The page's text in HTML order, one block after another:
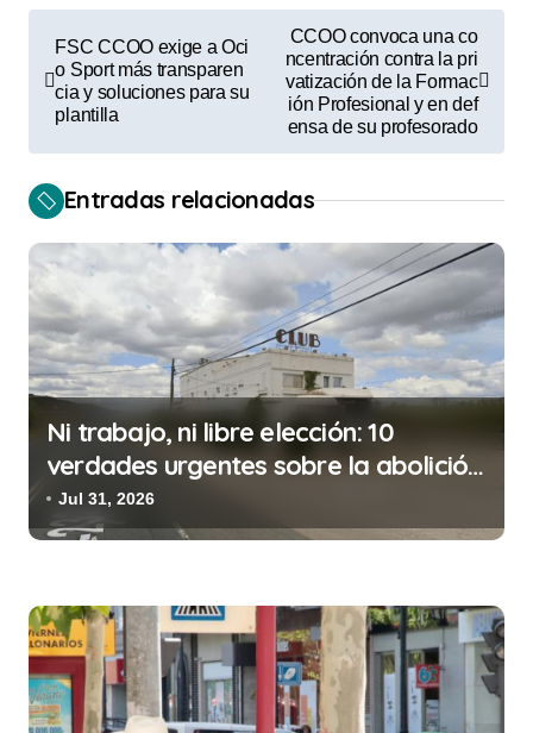
a
e
g
a
c
i
ó
n
e
n
r
a
d
FSC CCOO exige a Oci
o Sport más transparen
cia y soluciones para su
plantilla
CCOO convoca una co
ncentración contra la pri
vatización de la Formac
ión Profesional y en def
ensa de su profesorado
Entradas relacionadas
Ni trabajo, ni libre elección: 10
verdades urgentes sobre la abolición
de la prostitución
Jul 31, 2026